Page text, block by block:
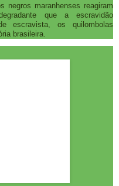
negros maranhenses reagiram
que a escravidão
escravista, os quilombolas
brasileira.